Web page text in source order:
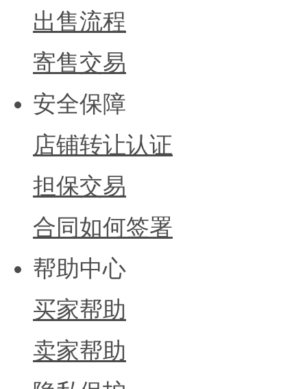
出售流程
寄售交易
安全保障
店铺转让认证
担保交易
合同如何签署
帮助中心
买家帮助
卖家帮助